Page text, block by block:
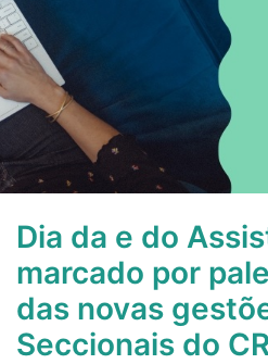
Dia da e do
marcado por
das novas
Seccionais do